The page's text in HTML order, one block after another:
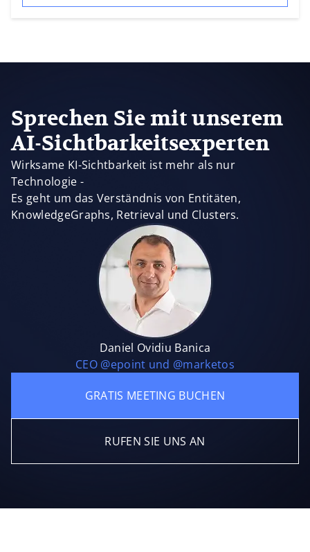
Sprechen Sie mit unserem
AI-Sichtbarkeitsexperten
Wirksame KI-Sichtbarkeit ist mehr als nur
Technologie -
Es geht um das Verständnis von Entitäten,
KnowledgeGraphs, Retrieval und Clusters.
Daniel Ovidiu Banica
CEO @epoint und @marketos
GRATIS MEETING BUCHEN
RUFEN SIE UNS AN